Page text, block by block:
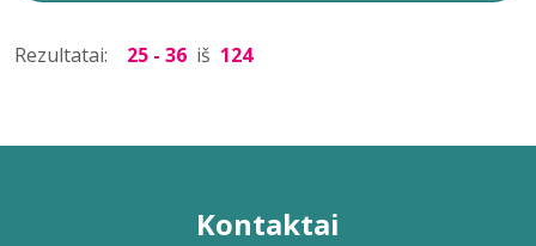
Rezultatai: 25 - 36 iš 124
Kontaktai